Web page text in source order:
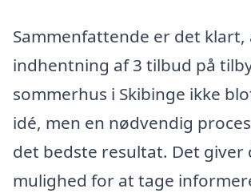
Sammenfattende er det klart,
indhentning af 3 tilbud på
sommerhus i Skibinge ikke
idé, men en nødvendig
det bedste resultat. Det giver
mulighed for at tage